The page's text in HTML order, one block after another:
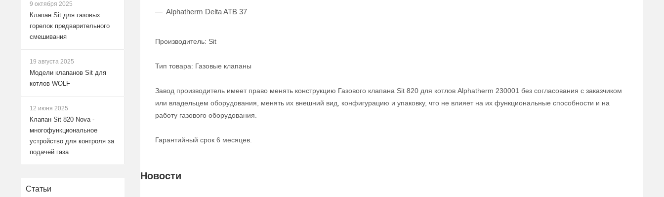
Alphatherm Delta ATB 37
Производитель: Sit
Тип товара: Газовые клапаны
Завод производитель имеет право менять конструкцию Газового клапана Sit 820 для котлов Alphatherm 230001 без согласования с заказчиком
или владельцем оборудования, менять их внешний вид, конфигурацию и упаковку, что не влияет на их функциональные способности и на
работу газового оборудования.
Гарантийный срок 6 месяцев.
Новости
9 октября 2025
Клапан Sit для газовых
горелок предварительного
смешивания
19 августа 2025
Модели клапанов Sit для
котлов WOLF
12 июня 2025
Клапан Sit 820 Nova -
многофункциональное
устройство для контроля за
подачей газа
Статьи